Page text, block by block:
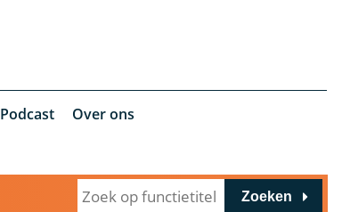
Podcast
Over ons
Zoeken